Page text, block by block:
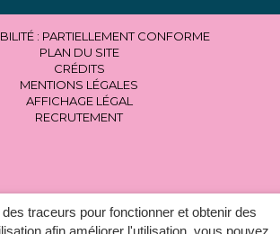
traceurs pour fonctionner et obtenir des
afin améliorer l'utilisation, vous pouvez
: PARTIELLEMENT CONFORME
PLAN DU SITE
CRÉDITS
MENTIONS LÉGALES
AFFICHAGE LÉGAL
RECRUTEMENT